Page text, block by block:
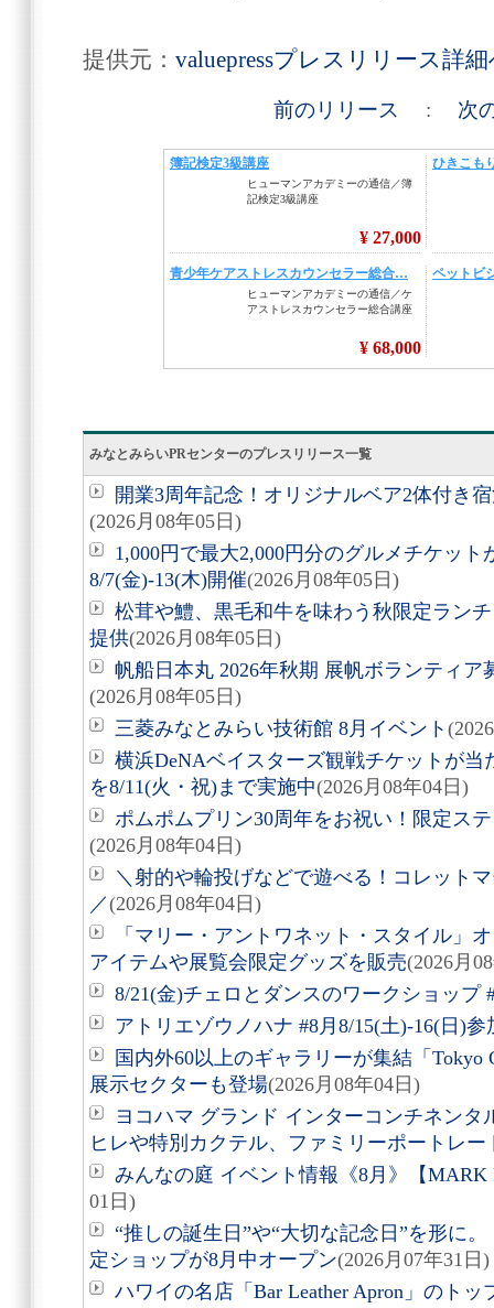
提供元： valuepressプレスリリース詳
前のリリース : 次
みなとみらいPRセンターのプレスリリース一覧
開業3周年記念！オリジナルベア2体付き
(2026月08年05日)
1,000円で最大2,000円分のグルメチケッ
8/7(金)-13(木)開催(2026月08年05日)
松茸や鱧、黒毛和牛を味わう秋限定ラン
提供(2026月08年05日)
帆船日本丸 2026年秋期 展帆ボランティア
(2026月08年05日)
三菱みなとみらい技術館 8月イベント
横浜DeNAベイスターズ観戦チケットが
を8/11(火・祝)まで実施中(2026月08年04日)
ポムポムプリン30周年をお祝い！限定ス
(2026月08年04日)
＼射的や輪投げなどで遊べる！コレット
／(2026月08年04日)
「マリー・アントワネット・スタイル」
アイテムや展覧会限定グッズを販売(2026月
8/21(金)チェロとダンスのワークショップ
アトリエゾウノハナ #8月8/15(土)-16(日)参
国内外60以上のギャラリーが集結「Tokyo
展示セクターも登場(2026月08年04日)
ヨコハマ グランド インターコンチネンタ
ヒレや特別カクテル、ファミリーポートレー
みんなの庭 イベント情報《8月》【MARK
01日)
“推しの誕生日”や“大切な記念日”を形に。
定ショップが8月中オープン(2026月07年31日)
ハワイの名店「Bar Leather Apron」のト